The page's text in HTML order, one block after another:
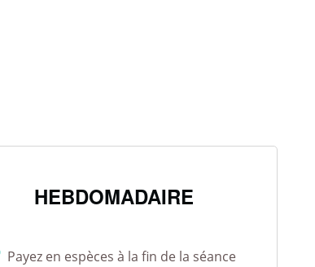
HEBDOMADAIRE
Payez en espèces à la fin de la séance